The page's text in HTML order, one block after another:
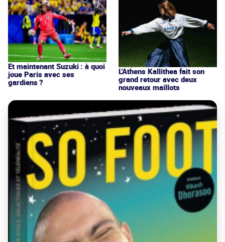
Et maintenant Suzuki : à quoi
joue Paris avec ses
gardiens ?
L'Athens Kallithea fait son
grand retour avec deux
nouveaux maillots